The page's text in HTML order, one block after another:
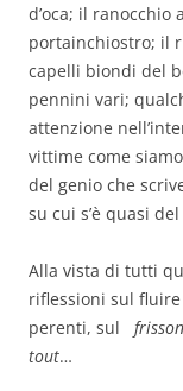
d’oca; il ranocchio
portainchiostro; il
capelli biondi del
pennini vari;
attenzione
vittime come
del genio che
su cui s’è quasi
Alla vista di tutti
riflessioni sul
perenti, sul
tout…